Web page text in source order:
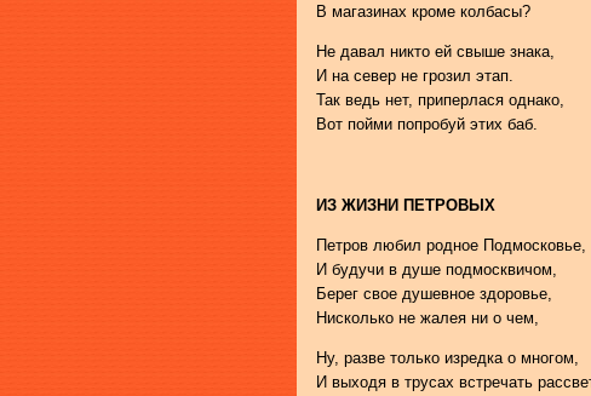
В магазинах кроме колбасы?
Не давал никто ей свыше знака,
И на север не грозил этап.
Так ведь нет, приперлася однако,
Вот пойми попробуй этих баб.
ИЗ ЖИЗНИ ПЕТРОВЫХ
Петров любил родное Подмосковье,
И будучи в душе подмосквичом,
Берег свое душевное здоровье,
Нисколько не жалея ни о чем,
Ну, разве только изредка о многом,
И выходя в трусах встречать